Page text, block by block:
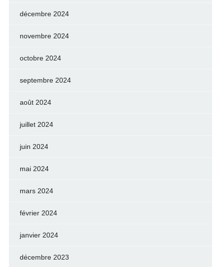
décembre 2024
novembre 2024
octobre 2024
septembre 2024
août 2024
juillet 2024
juin 2024
mai 2024
mars 2024
février 2024
janvier 2024
décembre 2023